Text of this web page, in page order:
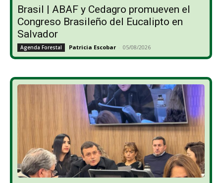
Brasil | ABAF y Cedagro promueven el
Congreso Brasileño del Eucalipto en
Salvador
Agenda Forestal Patricia Escobar - 05/08/2026